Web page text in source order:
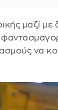
μαζί με
να